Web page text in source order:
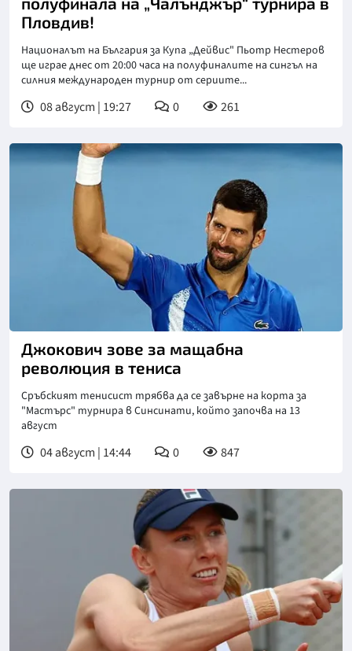
Пловдив!
Националът на България за Купа „Дейвис" Пьотр Нестеров
ще играе днес от 20:00 часа на полуфиналите на сингъл на
силния международен турнир от сериите...
08 август | 19:27 0 261
Джокович зове за мащабна
революция в тениса
Сръбският тенисист трябва да се завърне на корта за
"Мастърс" турнира в Синсинати, който започва на 13
август
04 август | 14:44 0 847